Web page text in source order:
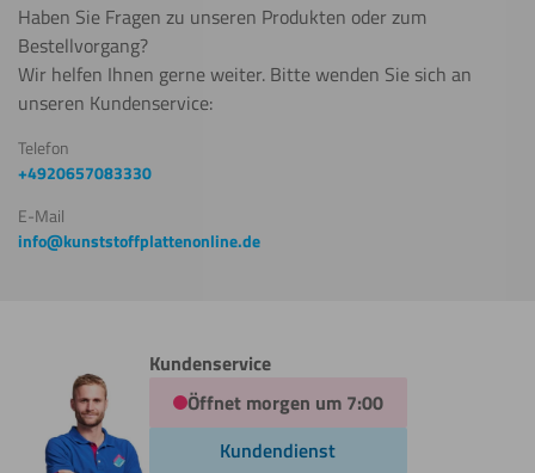
Haben Sie Fragen zu unseren Produkten oder zum
Bestellvorgang?
Wir helfen Ihnen gerne weiter. Bitte wenden Sie sich an
unseren Kundenservice:
Telefon
+4920657083330
E-Mail
info@kunststoffplattenonline.de
Kundenservice
Öffnet morgen um 7:00
Kundendienst